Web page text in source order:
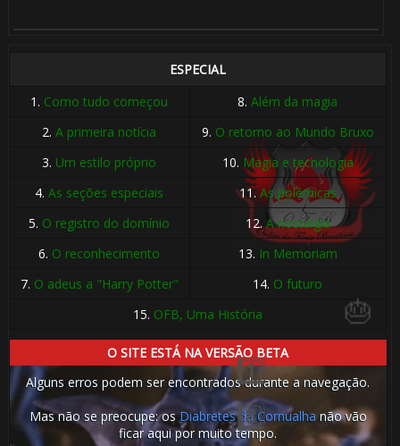
ESPECIAL
1. Como tudo começou 8.Além da magia
2.A primeira notícia 9. O retorno ao Mundo Bruxo
3. Um estilo próprio 10. Magia e tecnologia
4.As seções especiais 11.As polêmicas
5. O registro do domínio 12.A nostalgia
6. O reconhecimento 13. In Memoriam
7. O adeus a "Harry Potter" 14. O futuro
15. OFB, Uma História
O SITE ESTÁ NA VERSÃO BETA
Alguns erros podem ser encontrados durante a navegação.
Mas não se preocupe: osDiabretes da Cornualha não vão
ficar aqui por muito tempo.